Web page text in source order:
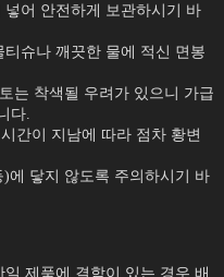
어 안전하게 보관하시기 바
슈나 깨끗한 물에 적신 면봉
는 착색될 우려가 있으니 가급
다.
간이 지남에 따라 점차 황변
에 닿지 않도록 주의하시기 바
제품에 결함이 있는 경우 배